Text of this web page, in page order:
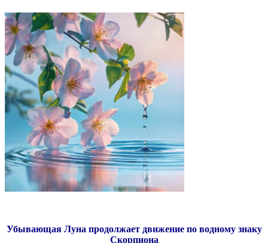
Убывающая Луна продолжает движение по водному знаку
Скорпиона